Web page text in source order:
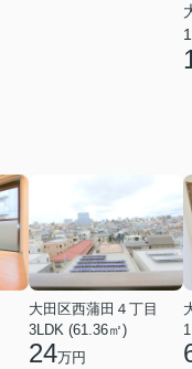
大田区西蒲田４丁目
3LDK (61.36㎡)
24万円